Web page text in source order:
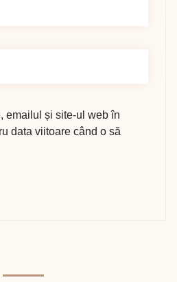
emailul și site-ul web în
data viitoare când o să